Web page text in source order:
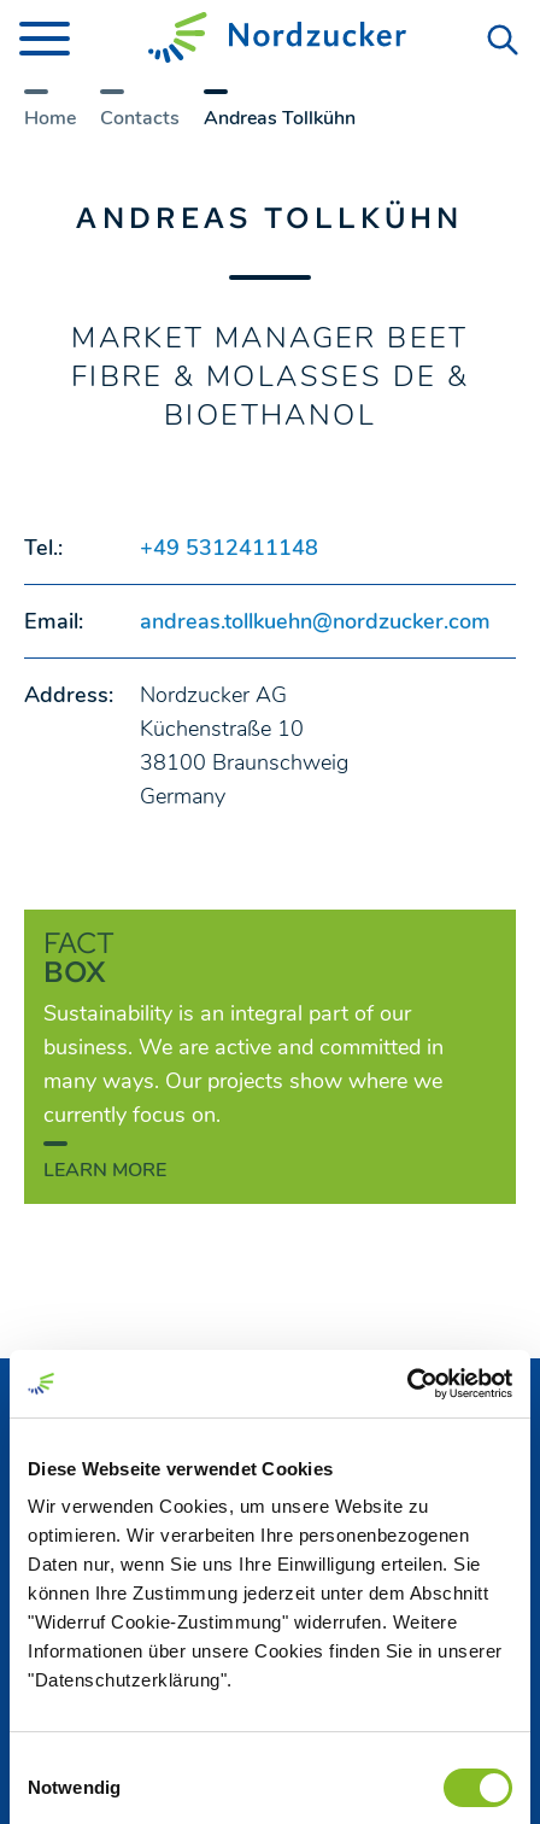
Diese Webseite verwendet Cookies
Wir verwenden Cookies, um unsere Website zu
optimieren. Wir verarbeiten Ihre personenbezogenen
Daten nur, wenn Sie uns Ihre Einwilligung erteilen. Sie
können Ihre Zustimmung jederzeit unter dem Abschnitt
"Widerruf Cookie-Zustimmung" widerrufen. Weitere
Informationen über unsere Cookies finden Sie in unserer
"Datenschutzerklärung".
Notwendig
Home Contacts Andreas Tollkühn
ANDREAS TOLLKÜHN
MARKET MANAGER BEET
FIBRE & MOLASSES DE &
BIOETHANOL
Tel.: +49 5312411148
Email: andreas.tollkuehn@nordzucker.com
Address:
Nordzucker AG
Küchenstraße 10
38100 Braunschweig
Germany
FACT
BOX
Sustainability is an integral part of our
business. We are active and committed in
many ways. Our projects show where we
currently focus on.
LEARN MORE
News & Reports
News Center
Nordzucker Post
Jobs
Working at Nordzucker